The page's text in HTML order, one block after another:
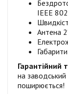
IEEE
Антена
Гарантійний
на
поширюється!